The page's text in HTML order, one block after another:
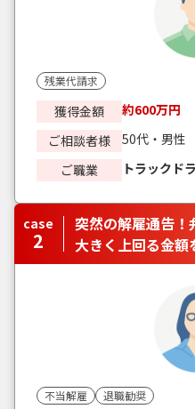
残業代請求
獲得金額
約600万円
ご相談者様
50代・男性
ご職業
トラックド
case
2
突然の解雇通告！
大きく上回る金額
不当解雇 退職勧奨